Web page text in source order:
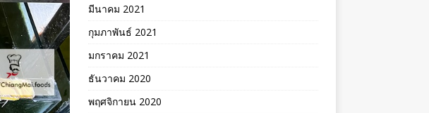
มีนาคม 2021
กุมภาพันธ์ 2021
มกราคม 2021
ธันวาคม 2020
พฤศจิกายน 2020